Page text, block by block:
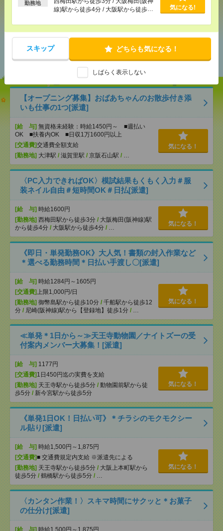
勤務地
線)駅から徒歩4分 / 大阪駅から徒歩4
気になる!
スキップ どちらも気になる！
しばらく表示しない
シェア ツイート ブックマーク
あなたの閲覧履歴からの
【オープニング募集】おばあちゃんのお散歩付き添
いも仕事の1つ[派遣]
[給 与] 無資格未経験：時給1450円～ ■週払い
OK ■扶養内OK ■日収1万1600円以上
[交通費]交通費全額支給
[勤務地] 大津駅 / 滋賀里駅 / 京阪石山駅 / …
気になる！
〈PC入力できればOK〉模試結果もくもく入力＃服
装ネイル自由＃短時間OK＃日払[派遣]
[給 与] 時給1600円
[勤務地] 西梅田駅から徒歩3分 / 大阪梅田(阪神線)駅
から徒歩4分 / 大阪駅から徒歩4分 / …
気になる！
《即日・単発勤務OK》大人気！書類の封入作業など
＊選べる勤務時間＊日払い手渡し〇[派遣]
[給 与] 時給1284円～1605円
[交通費] 上限1,000円/日
[勤務地] 御幣島駅から徒歩10分 / 千船駅から徒歩12
分 / 尼崎(阪神線)駅から【登録地】徒歩1分 / …
気になる！
≪単発＊1日から～≫天王寺動物園／ナイトズーの受
付案内メンバー大募集！[派遣]
[給 与] 1177円
[交通費] 1日450円迄の実費を支給
[勤務地] 天王寺駅から徒歩5分 / 動物園前駅から徒
歩5分 / 新今宮駅から徒歩5分
気になる！
《単発1日OK！日払い可》＊チラシのモクモクシー
ル貼り[派遣]
[給 与] 時給1,500円～1,875円
[交通費]■ 交通費規定内支給 ※派遣先による
[勤務地] 天王寺駅から徒歩5分 / 大阪上本町駅から
徒歩5分 / 鶴橋駅から徒歩5分 / …
気になる！
〈カンタン作業！〉スキマ時間にサクッと＊お菓子
の仕分け[派遣]
[給 与] 時給1,500円～1,875円